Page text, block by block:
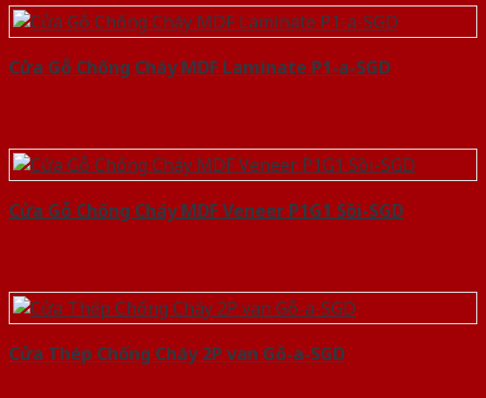
Cửa Gỗ Chống Cháy MDF Laminate P1-a-SGD
Cửa Gỗ Chống Cháy MDF Veneer P1G1 Sồi-SGD
Cửa Thép Chống Cháy 2P van Gỗ-a-SGD